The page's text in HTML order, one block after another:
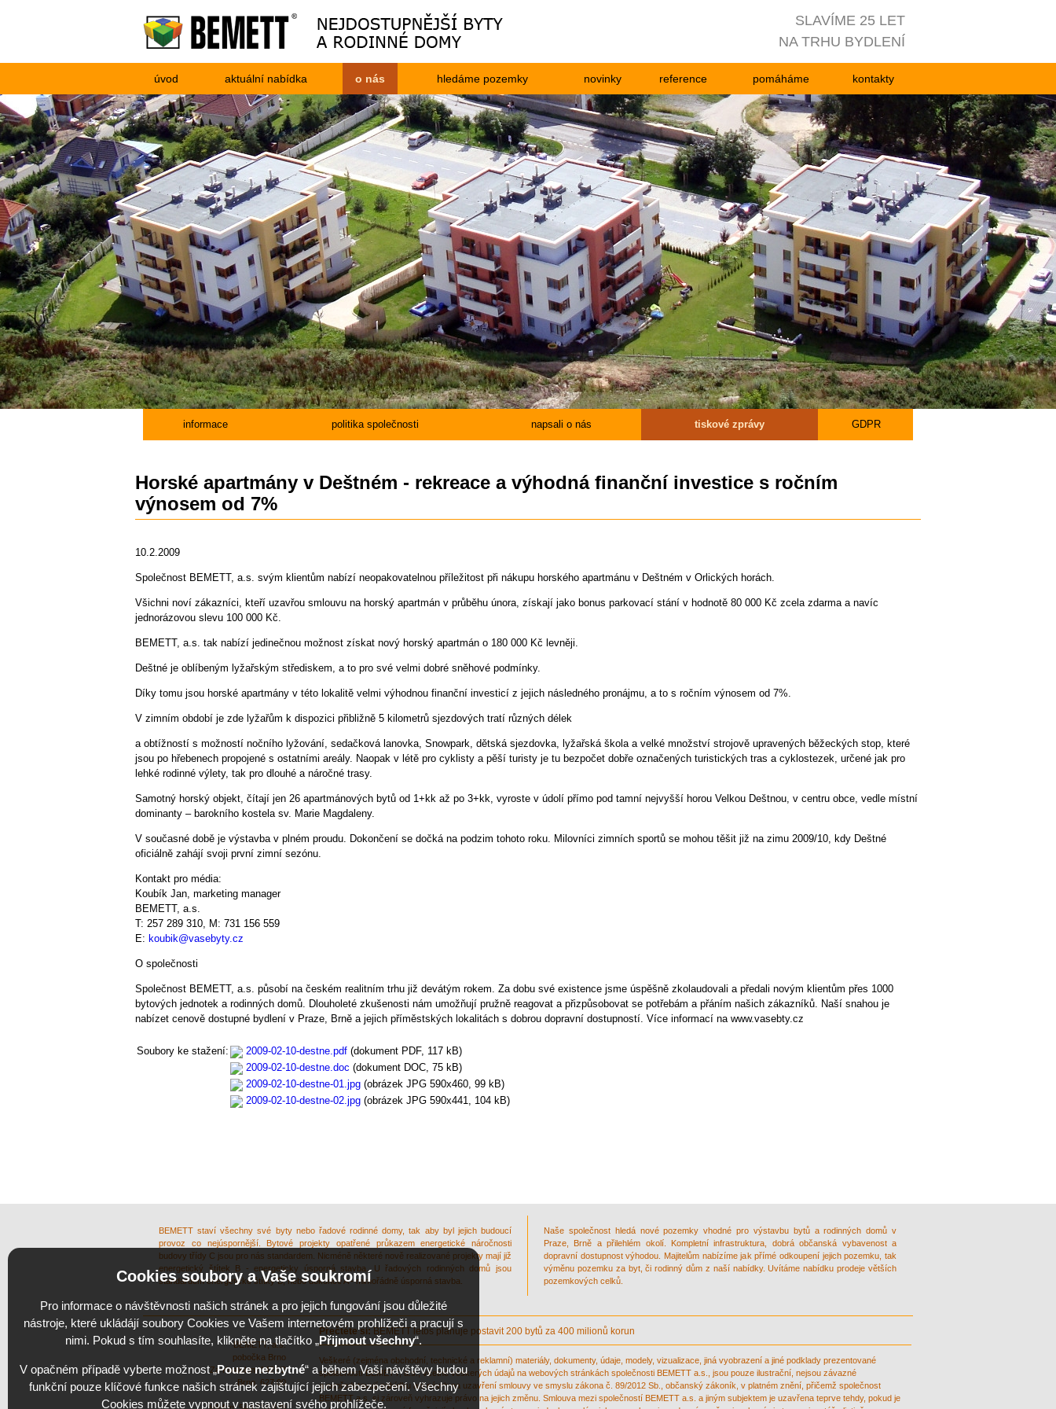
SLAVÍME 25 LET
NA TRHU BYDLENÍ
úvod aktuální nabídka o nás hledáme pozemky novinky reference pomáháme kontakty
informace politika společnosti napsali o nás tiskové zprávy GDPR
Horské apartmány v Deštném - rekreace a výhodná finanční investice s ročním
výnosem od 7%
10.2.2009
Společnost BEMETT, a.s. svým klientům nabízí neopakovatelnou příležitost při nákupu horského apartmánu v Deštném v Orlických horách.
Všichni noví zákazníci, kteří uzavřou smlouvu na horský apartmán v průběhu února, získají jako bonus parkovací stání v hodnotě 80 000 Kč zcela zdarma a navíc
jednorázovou slevu 100 000 Kč.
BEMETT, a.s. tak nabízí jedinečnou možnost získat nový horský apartmán o 180 000 Kč levněji.
Deštné je oblíbeným lyžařským střediskem, a to pro své velmi dobré sněhové podmínky.
Díky tomu jsou horské apartmány v této lokalitě velmi výhodnou finanční investicí z jejich následného pronájmu, a to s ročním výnosem od 7%.
V zimním období je zde lyžařům k dispozici přibližně 5 kilometrů sjezdových tratí různých délek
a obtížností s možností nočního lyžování, sedačková lanovka, Snowpark, dětská sjezdovka, lyžařská škola a velké množství strojově upravených běžeckých stop, které
jsou po hřebenech propojené s ostatními areály. Naopak v létě pro cyklisty a pěší turisty je tu bezpočet dobře označených turistických tras a cyklostezek, určené jak pro
lehké rodinné výlety, tak pro dlouhé a náročné trasy.
Samotný horský objekt, čítají jen 26 apartmánových bytů od 1+kk až po 3+kk, vyroste v údolí přímo pod tamní nejvyšší horou Velkou Deštnou, v centru obce, vedle místní
dominanty – barokního kostela sv. Marie Magdaleny.
V současné době je výstavba v plném proudu. Dokončení se dočká na podzim tohoto roku. Milovníci zimních sportů se mohou těšit již na zimu 2009/10, kdy Deštné
oficiálně zahájí svoji první zimní sezónu.
Kontakt pro média:
Koubík Jan, marketing manager
BEMETT, a.s.
T: 257 289 310, M: 731 156 559
E: koubik@vasebyty.cz
O společnosti
Společnost BEMETT, a.s. působí na českém realitním trhu již devátým rokem. Za dobu své existence jsme úspěšně zkolaudovali a předali novým klientům přes 1000
bytových jednotek a rodinných domů. Dlouholeté zkušenosti nám umožňují pružně reagovat a přizpůsobovat se potřebám a přáním našich zákazníků. Naší snahou je
nabízet cenově dostupné bydlení v Praze, Brně a jejich příměstských lokalitách s dobrou dopravní dostupností. Více informací na www.vasebty.cz
Soubory ke stažení: 2009-02-10-destne.pdf (dokument PDF, 117 kB)
2009-02-10-destne.doc (dokument DOC, 75 kB)
2009-02-10-destne-01.jpg (obrázek JPG 590x460, 99 kB)
2009-02-10-destne-02.jpg (obrázek JPG 590x441, 104 kB)
BEMETT staví všechny své byty nebo řadové rodinné domy, tak aby byl jejich budoucí
provoz co nejúspornější. Bytové projekty opatřené průkazem energetické náročnosti
budovy třídy C jsou pro nás standardem. Nicméně některé nově realizované projekty mají již
energetický štítek B - energeticky úsporná stavba. U řadových rodinných domů jsou
standardem energetické štítky B, nebo dokonce A - mimořádně úsporná stavba.
Naše společnost hledá nové pozemky vhodné pro výstavbu bytů a rodinných domů v
Praze, Brně a přilehlém okolí. Kompletní infrastruktura, dobrá občanská vybavenost a
dopravní dostupnost výhodou. Majitelům nabízíme jak přímé odkoupení jejich pozemku, tak
výměnu pozemku za byt, či rodinný dům z naší nabídky. Uvítáme nabídku prodeje větších
pozemkových celků.
BEMETT, a.s.
pobočka Brno
Za Kostelem 1421/2
Brno, 627 00
Přečtěte si: BEMETT letos plánuje postavit 200 bytů za 400 milionů korun
Veškeré (zejména obchodní, technické a reklamní) materiály, dokumenty, údaje, modely, vizualizace, jiná vyobrazení a jiné podklady prezentované
společností BEMETT, a.s., včetně veškerých údajů na webových stránkách společnosti BEMETT a.s., jsou pouze ilustrační, nejsou závazné
a nepředstavují nabídku ani návrh na uzavření smlouvy ve smyslu zákona č. 89/2012 Sb., občanský zákoník, v platném znění, přičemž společnost
BEMETT a.s. si zároveň vyhrazuje právo na jejich změnu. Smlouva mezi společností BEMETT a.s. a jiným subjektem je uzavřena teprve tehdy, pokud je
Cookies soubory a Vaše soukromí
Pro informace o návštěvnosti našich stránek a pro jejich fungování jsou důležité
nástroje, které ukládájí soubory Cookies ve Vašem internetovém prohlížeči a pracují s
nimi. Pokud s tím souhlasíte, klikněte na tlačítko „Přijmout všechny“.
V opačném případě vyberte možnost „Pouze nezbytné“ a během Vaší návštěvy budou
funkční pouze klíčové funkce našich stránek zajištující jejich zabezpečení. Všechny
Cookies můžete vypnout v nastavení svého prohlížeče.